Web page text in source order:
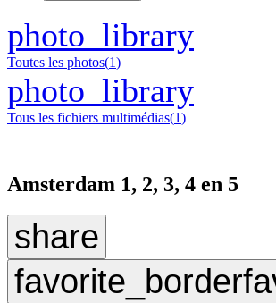
photo_library
Toutes les photos(1)
photo_library
Tous les fichiers multimédias(1)
Amsterdam 1, 2, 3, 4 en 5
share
favorite_border